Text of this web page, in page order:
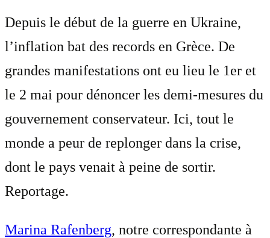
Depuis le début de la guerre en Ukraine,
l’inflation bat des records en Grèce. De
grandes manifestations ont eu lieu le 1er et
le 2 mai pour dénoncer les demi-mesures du
gouvernement conservateur. Ici, tout le
monde a peur de replonger dans la crise,
dont le pays venait à peine de sortir.
Reportage.
Marina Rafenberg, notre correspondante à